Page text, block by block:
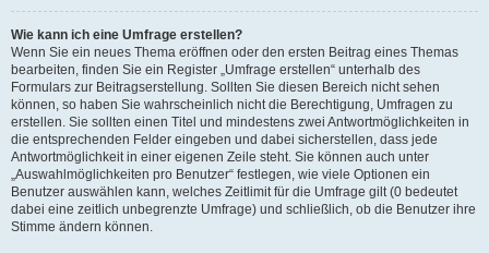
Wie kann ich eine Umfrage erstellen?
Wenn Sie ein neues Thema eröffnen oder den ersten Beitrag eines Themas
bearbeiten, finden Sie ein Register „Umfrage erstellen“ unterhalb des
Formulars zur Beitragserstellung. Sollten Sie diesen Bereich nicht sehen
können, so haben Sie wahrscheinlich nicht die Berechtigung, Umfragen zu
erstellen. Sie sollten einen Titel und mindestens zwei Antwortmöglichkeiten in
die entsprechenden Felder eingeben und dabei sicherstellen, dass jede
Antwortmöglichkeit in einer eigenen Zeile steht. Sie können auch unter
„Auswahlmöglichkeiten pro Benutzer“ festlegen, wie viele Optionen ein
Benutzer auswählen kann, welches Zeitlimit für die Umfrage gilt (0 bedeutet
dabei eine zeitlich unbegrenzte Umfrage) und schließlich, ob die Benutzer ihre
Stimme ändern können.